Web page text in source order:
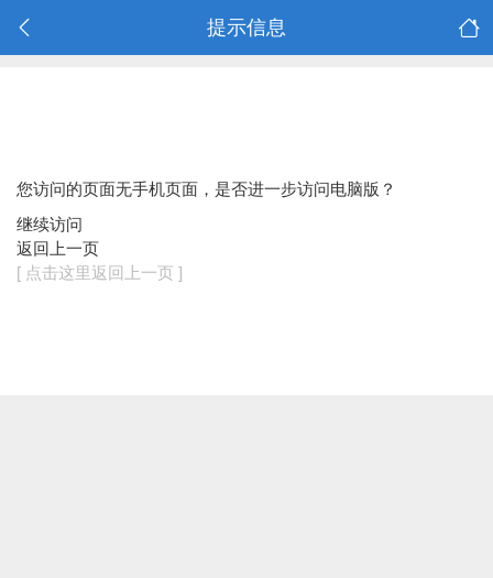
提示信息
您访问的页面无手机页面，是否进一步访问电脑版？
继续访问
返回上一页
[ 点击这里返回上一页 ]